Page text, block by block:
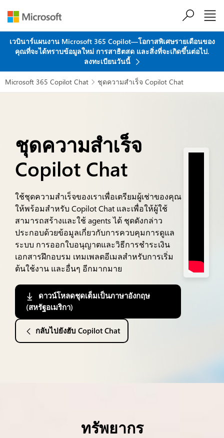
เวบินาร์แผนงาน Microsoft 365 Copilot—โอกาสพิเศษรายเดือนของ
คุณที่จะได้ทราบข้อมูลใหม่ การสาธิตสด และสิ่งที่จะเกิดขึ้นต่อไป.
ลงทะเบียนวันนี้
Microsoft 365 Copilot Chat  ชุดความสำเร็จ Copilot Chat
ชุดความสำเร็จ
Copilot Chat
ใช้ชุดความสำเร็จของเราเพื่อเตรียมผู้เช่าของคุณ
ให้พร้อมสำหรับ Copilot Chat และเพื่อให้ผู้ใช้
สามารถสร้างและใช้ agents ได้ ชุดดังกล่าว
ประกอบด้วยข้อมูลเกี่ยวกับการควบคุมการดูแล
ระบบ การออกใบอนุญาตและวิธีการชำระเงิน
เอกสารฝึกอบรม เทมเพลตอีเมลสำหรับการเริ่ม
ต้นใช้งาน และอื่นๆ อีกมากมาย
ดาวน์โหลดชุดเต็มเป็นภาษาอังกฤษ
(สหรัฐอเมริกา)
กลับไปยังฮับ Copilot Chat
ทรัพยากร